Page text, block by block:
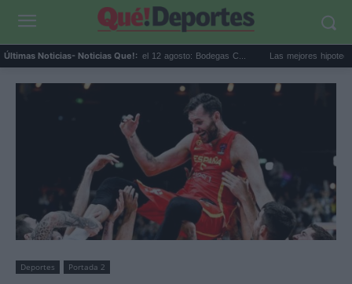
Últimas Noticias- Noticias Que!:
solar en Cariñena del 12 agosto: Bodegas C... Las mejores hipotecas de
Deportes Portada 2